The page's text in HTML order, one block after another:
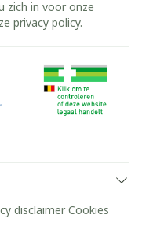
zich in voor onze
privacy policy.
disclaimer Cookies